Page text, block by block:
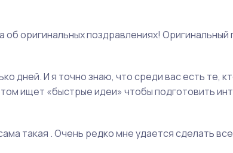
оригинальных поздравлениях! Оригинальный
дней. И я точно знаю, что среди вас есть те,
ищет «быстрые идеи» чтобы подготовить
такая . Очень редко мне удается сделать